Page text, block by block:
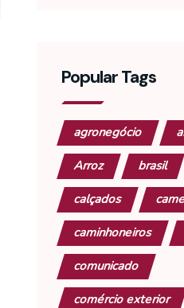
Popular Tags
agronegócio
Arroz brasil
calçados
caminhoneiros
comunicado
comércio exterior